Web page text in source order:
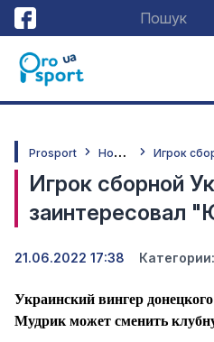
Prosport Н
овини
Игрок сборной
заинтересовал
21.06.2022 17:38 Категории:
Украинский вингер
Мудрик может сменить